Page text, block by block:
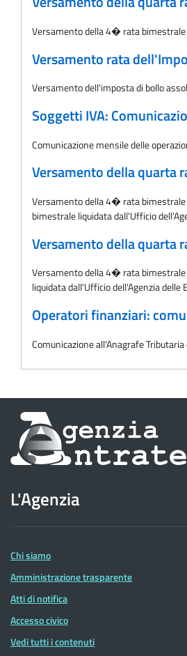
Versamento della 4� rata
Versamento rata
Versamento dell'imposta di bollo
Soggetti IVA:
Comunicazione mensile delle
Versamento della quarta
Versamento della 4� rata bimestrale
bimestrale liquidata dall'Ufficio
Versamento della quarta
Versamento della 4� rata bimestrale
liquidata dall'Ufficio dell'Agenzia
Operatori finanziari:
Comunicazione all'Anagrafe
Informazioni
sul
dell'Agenzia
delle
Entrate
L'Agenzia
Chi siamo
Amministrazione trasparente
Atti di notifica
Accesso civico
Vedi tutti i contenuti